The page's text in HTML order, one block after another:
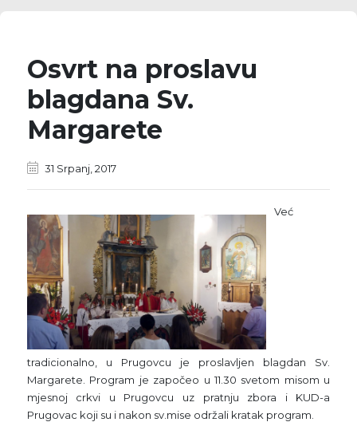
Osvrt na proslavu
blagdana Sv.
Margarete
31 Srpanj, 2017
Već
tradicionalno, u Prugovcu je proslavljen blagdan Sv.
Margarete. Program je započeo u 11.30 svetom misom u
mjesnoj crkvi u Prugovcu uz pratnju zbora i KUD-a
Prugovac koji su i nakon sv.mise održali kratak program.